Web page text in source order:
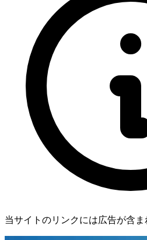
当サイトのリンクには広告が含ま